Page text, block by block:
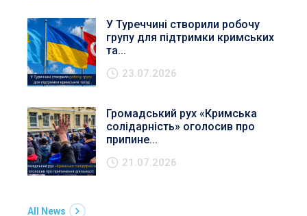
У Туреччині створили робочу
групу для підтримки кримських
та...
23.07.2026
Громадський рух «Кримська
солідарність» оголосив про
припине...
21.07.2026
All News